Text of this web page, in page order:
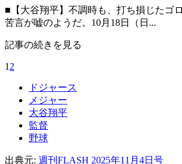
■【大谷翔平】不調時も、打ち損じたゴ
苦言が嘘のようだ。10月18日（日...
記事の続きを見る
1 2
ドジャース
メジャー
大谷翔平
監督
野球
出典元: 週刊FLASH 2025年11月4日号